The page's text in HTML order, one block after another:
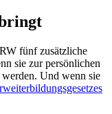
fünf zusätzliche
sie zur persönlichen
Und wenn sie